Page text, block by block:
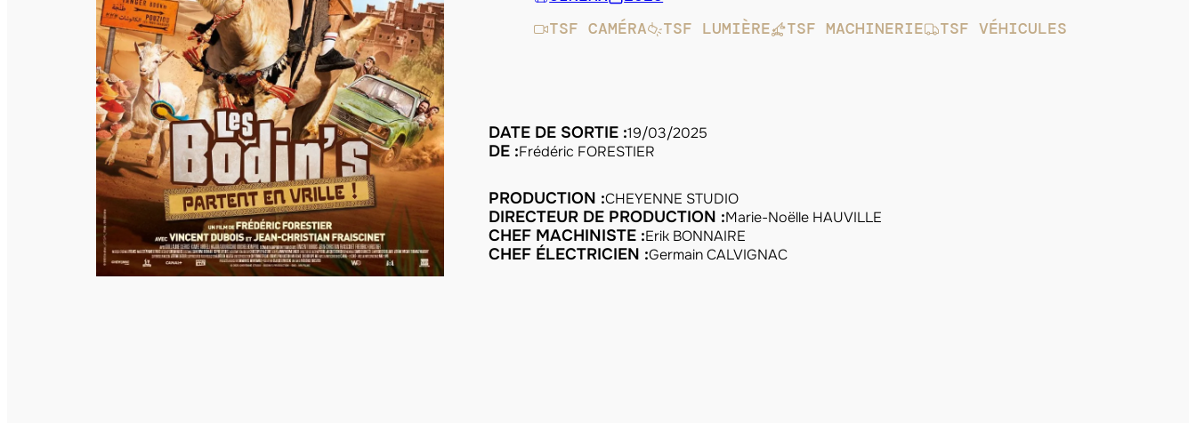
TSF CAMÉRA
TSF LUMIÈRE TSF MACHINERIE TSF VÉHICULES
DATE DE SORTIE :19/03/2025
DE :Frédéric FORESTIER
PRODUCTION :CHEYENNE STUDIO
DIRECTEUR DE PRODUCTION :Marie-Noëlle HAUVILLE
CHEF MACHINISTE :Erik BONNAIRE
CHEF ÉLECTRICIEN :Germain CALVIGNAC